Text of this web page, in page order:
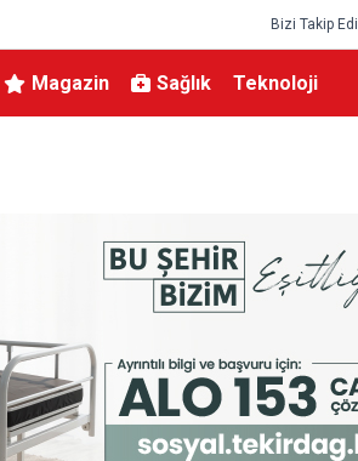
Bizi Takip
Magazin Sağlık Teknoloji
açılış törenine katıldı